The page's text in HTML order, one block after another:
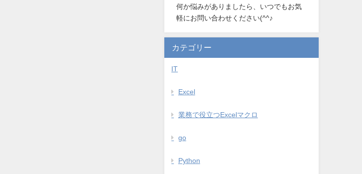
何か悩みがありましたら、いつでもお気
軽にお問い合わせください(^^♪
カテゴリー
IT
Excel
業務で役立つExcelマクロ
go
Python